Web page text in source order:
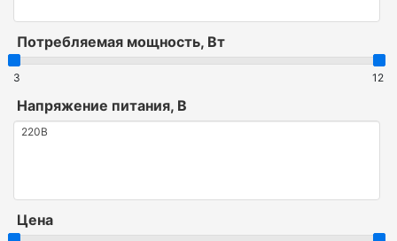
Потребляемая мощность, Вт
3 12
Напряжение питания, В
Цена